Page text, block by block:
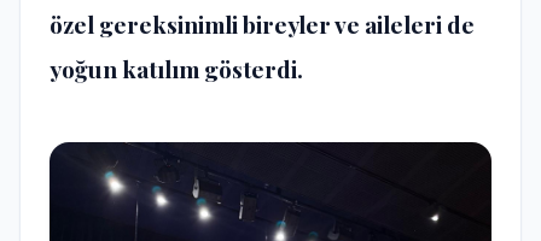
özel gereksinimli bireyler ve aileleri de
yoğun katılım gösterdi.